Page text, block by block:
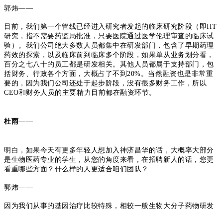
郭炜——
目前，我们第一个管线已经进入研究者发起的临床研究阶段（即IIT
研究，指不需要药监局批准，只要医院通过医学伦理审查的临床试
验）。 我们公司绝大多数人员都集中在研发部门，包含了早期药理
药效的探索，以及临床前到临床多个阶段，如果单从业务划分看，
百分之七八十的员工都是研发相关。 其他人员都属于支持部门，包
括财务、行政各个方面，大概占了不到20%。当然融资也是非常重
要的，因为我们公司还处于起步阶段，没有很多财务工作，所以
CEO和财务人员的主要精力目前都在融资环节。
杜雨——
明白，如果今天有更多年轻人想加入神济昌华的话，大概率大部分
是生物医药专业的学生，从您的角度来看，在招聘新人的话，您更
看重哪些方面？什么样的人更适合咱们团队？
郭炜——
因为我们从事的基因治疗比较特殊，相较一般生物大分子药物研发